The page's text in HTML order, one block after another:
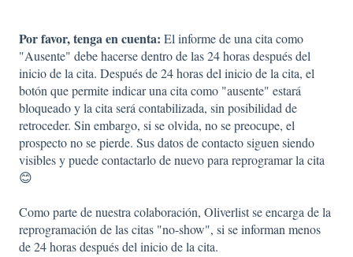
Por favor, tenga en cuenta: El informe de una cita como
"Ausente" debe hacerse dentro de las 24 horas después del
inicio de la cita. Después de 24 horas del inicio de la cita, el
botón que permite indicar una cita como "ausente" estará
bloqueado y la cita será contabilizada, sin posibilidad de
retroceder. Sin embargo, si se olvida, no se preocupe, el
prospecto no se pierde. Sus datos de contacto siguen siendo
visibles y puede contactarlo de nuevo para reprogramar la cita
😊
Como parte de nuestra colaboración, Oliverlist se encarga de la
reprogramación de las citas "no-show", si se informan menos
de 24 horas después del inicio de la cita.